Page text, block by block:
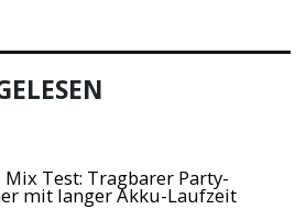
Test: Tragbarer Party-
mit langer Akku-Laufzeit